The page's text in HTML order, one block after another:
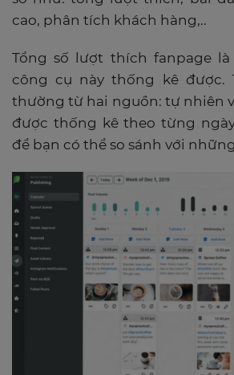
cao, phân tích khách hàng,..
Tổng số lượt thích fanpage
công cụ này thống kê được.
thường từ hai nguồn: tự nhiên
được thống kê theo từng
để bạn có thể so sánh với